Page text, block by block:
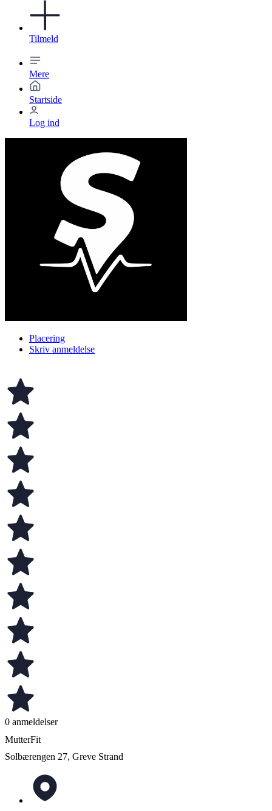
Tilmeld
Mere
Startside
Log ind
Placering
Skriv anmeldelse
0 anmeldelser
MutterFit
Solbærengen 27, Greve Strand